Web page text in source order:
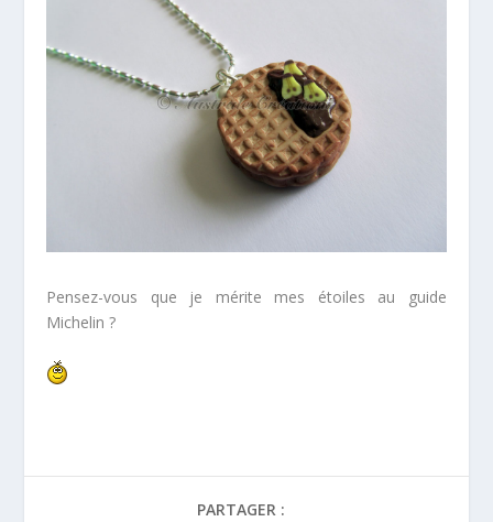
Pensez-vous que je mérite mes étoiles au guide
Michelin ?
PARTAGER :